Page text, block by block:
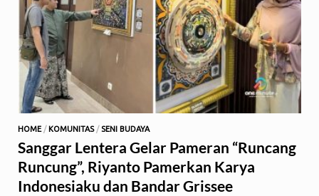
HOME / KOMUNITAS/ SENI BUDAYA
Sanggar Lentera Gelar Pameran “Runcang
Runcung”, Riyanto Pamerkan Karya
Indonesiaku dan Bandar Grissee